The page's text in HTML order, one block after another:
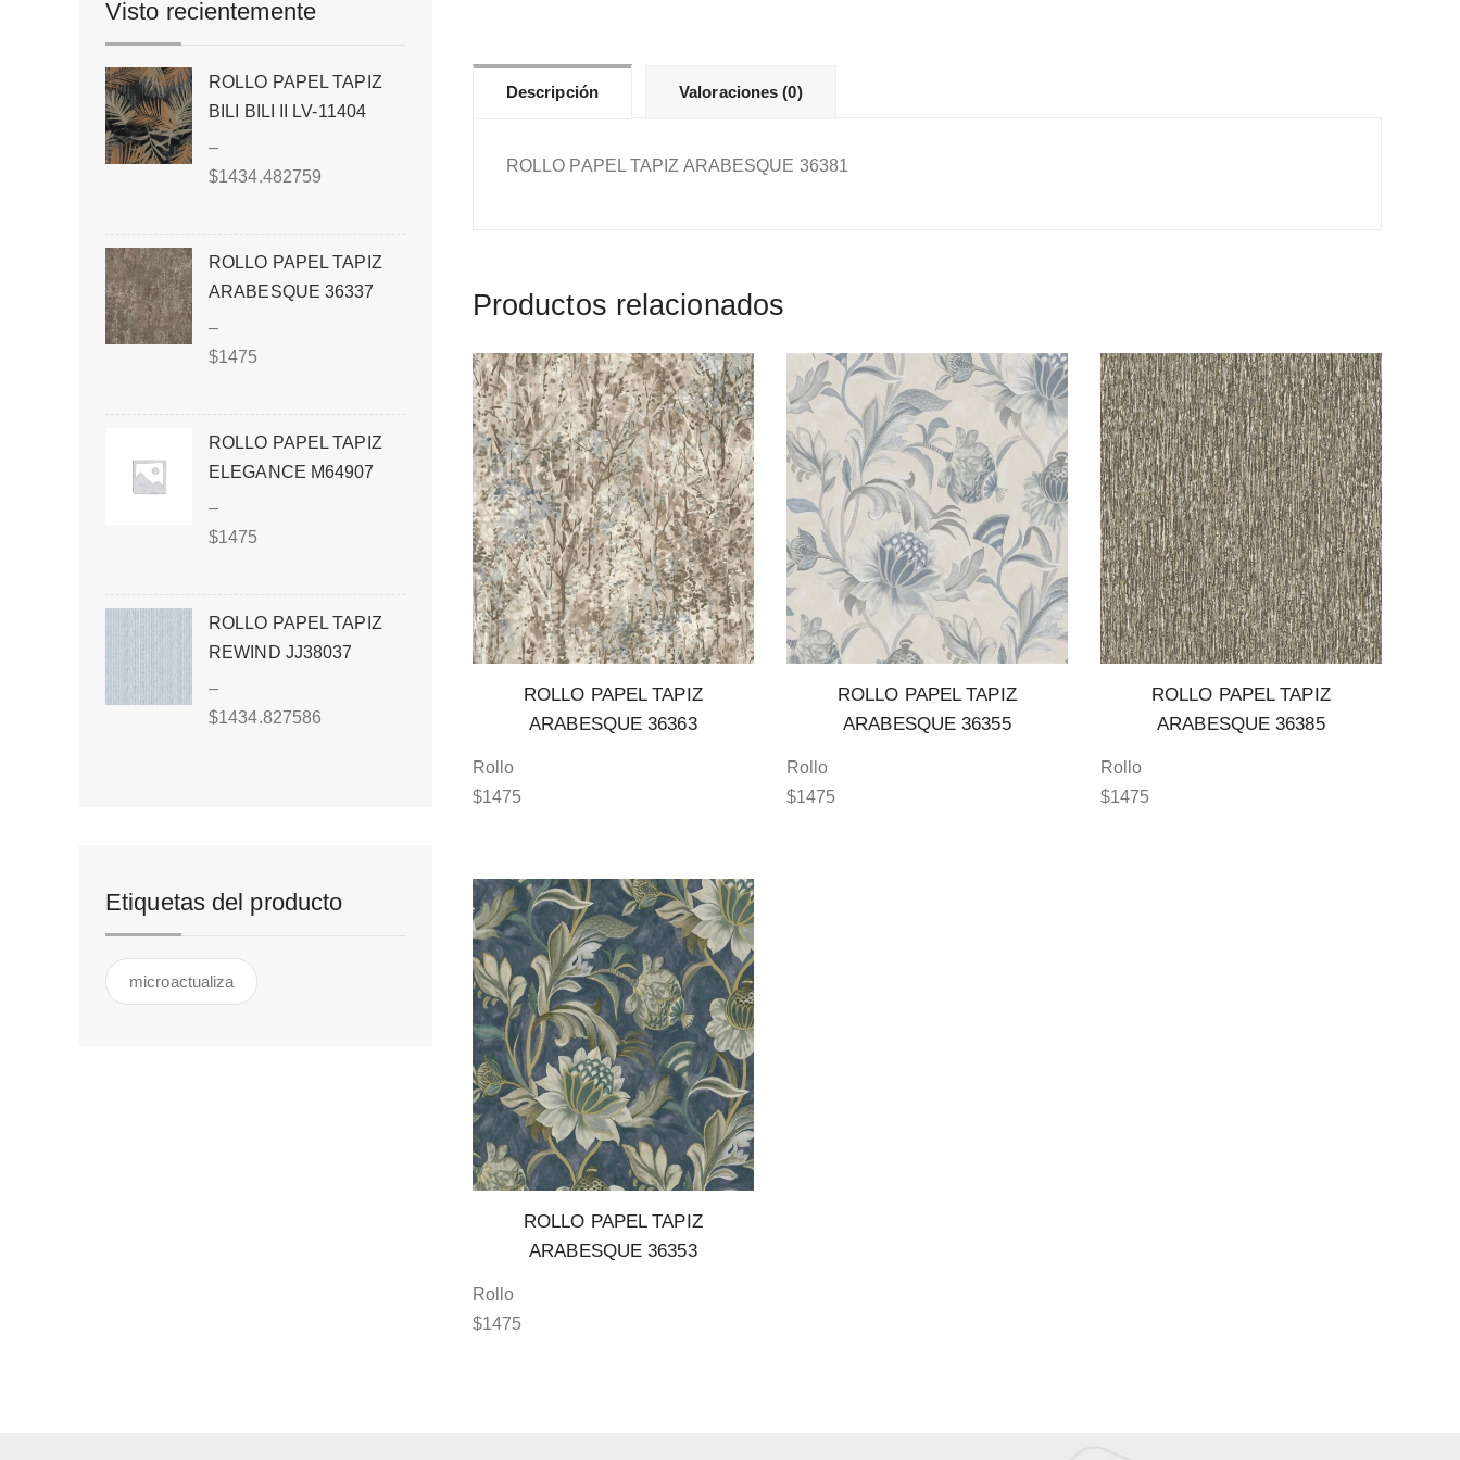
Descripción Valoraciones (0)
ROLLO PAPEL TAPIZ ARABESQUE 36381
Productos relacionados
ROLLO PAPEL TAPIZ
ARABESQUE 36363
Rollo
$1475
ROLLO PAPEL TAPIZ
ARABESQUE 36355
Rollo
$1475
ROLLO PAPEL TAPIZ
ARABESQUE 36385
Rollo
$1475
ROLLO PAPEL TAPIZ
ARABESQUE 36353
Rollo
$1475
Visto recientemente
ROLLO PAPEL TAPIZ
BILI BILI II LV-11404
–
$1434.482759
ROLLO PAPEL TAPIZ
ARABESQUE 36337
–
$1475
ROLLO PAPEL TAPIZ
ELEGANCE M64907
–
$1475
ROLLO PAPEL TAPIZ
REWIND JJ38037
–
$1434.827586
Etiquetas del producto
microactualiza